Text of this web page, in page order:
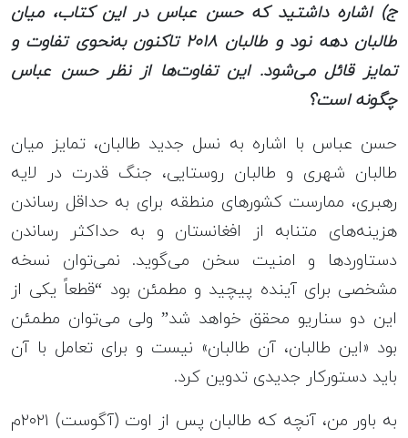
ج) اشاره داشتید که حسن عباس در این کتاب، میان
طالبان دهه نود و طالبان۲۰۱۸ تاکنون به‌نحوی تفاوت و
تمایز قائل می‌شود. این تفاوت‌ها از نظر حسن عباس
چگونه است؟
حسن عباس با اشاره به نسل جدید طالبان، تمایز میان
طالبان شهری و طالبان روستایی، جنگ قدرت در لایه
رهبری، ممارست کشورهای منطقه برای به حداقل رساندن
هزینه‌های متنابه از افغانستان و به حداکثر رساندن
دستاوردها و امنیت سخن می‌گوید. نمی‌توان نسخه
مشخصی برای آینده پیچید و مطمئن بود “قطعاً یکی از
این دو سناریو محقق خواهد شد” ولی می‌توان مطمئن
بود «این طالبان، آن طالبان» نیست و برای تعامل با آن
باید دستورکار جدیدی تدوین کرد.
به باور من، آنچه که طالبان پس از اوت (آگوست) ۲۰۲۱م